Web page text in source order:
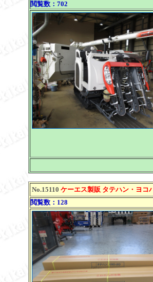
閲覧数：702
No.15110 ケーエス製販 タテハン・ヨコ
閲覧数：128